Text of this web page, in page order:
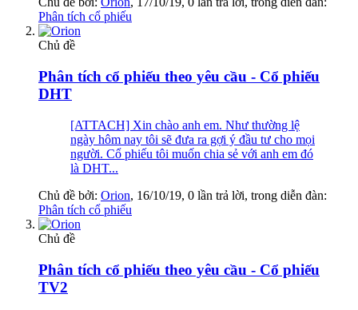
Phân tích cổ phiếu
Chủ đề
Phân tích cổ phiếu theo yêu cầu - Cổ phiếu
DHT
[ATTACH] Xin chào anh em. Như thường lệ
ngày hôm nay tôi sẽ đưa ra gợi ý đầu tư cho mọi
người. Cổ phiếu tôi muốn chia sẻ với anh em đó
là DHT...
Chủ đề bởi: Orion, 16/10/19, 0 lần trả lời, trong diễn đàn:
Phân tích cổ phiếu
Chủ đề
Phân tích cổ phiếu theo yêu cầu - Cổ phiếu
TV2